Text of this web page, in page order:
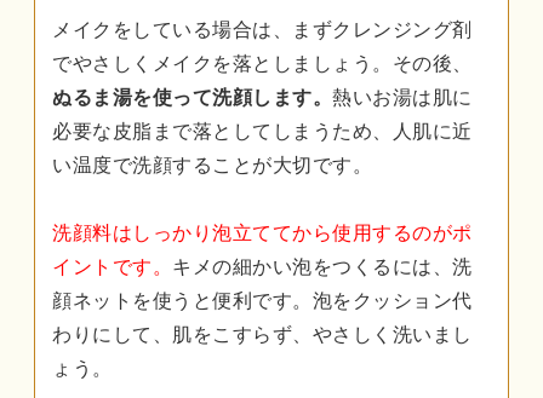
メイクをしている場合は、まずクレンジング剤
でやさしくメイクを落としましょう。その後、
ぬるま湯を使って洗顔します。 熱いお湯は肌に
必要な皮脂まで落としてしまうため、人肌に近
い温度で洗顔することが大切です。
洗顔料はしっかり泡立ててから使用するのがポ
イントです。 キメの細かい泡をつくるには、洗
顔ネットを使うと便利です。泡をクッション代
わりにして、肌をこすらず、やさしく洗いまし
ょう。